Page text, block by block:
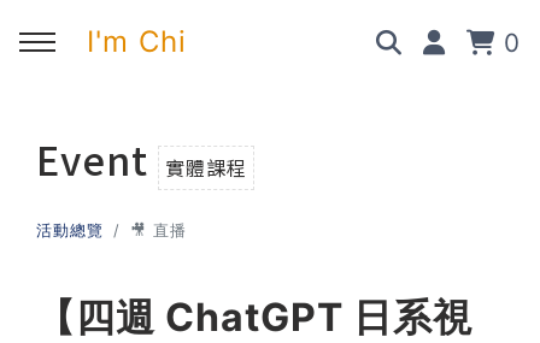
I'm Chi 0
➡︎ 所有內容
🧑‍💻 我的服務
➡︎ 業配合作
🎤 活動與課程
➡︎ 講座活動
🎤 課程與企業培訓
AI 職場應用｜ChatGPT 職場
Event 實體課程
活動總覽 🎥 直播
【四週 ChatGPT 日系視